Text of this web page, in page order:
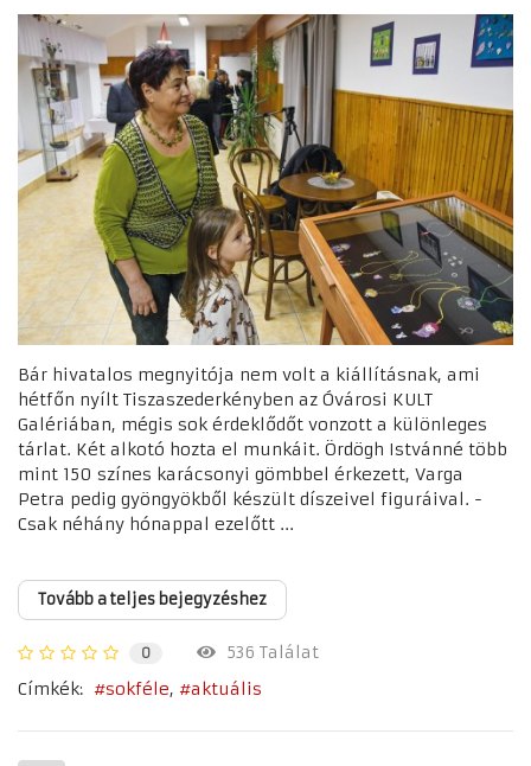
Bár hivatalos megnyitója nem volt a kiállításnak, ami
hétfőn nyílt Tiszaszederkényben az Óvárosi KULT
Galériában, mégis sok érdeklődőt vonzott a különleges
tárlat. Két alkotó hozta el munkáit. Ördögh Istvánné több
mint 150 színes karácsonyi gömbbel érkezett, Varga
Petra pedig gyöngyökből készült díszeivel figuráival. -
Csak néhány hónappal ezelőtt ...
Tovább a teljes bejegyzéshez
0
536 Találat
Címkék:
sokféle aktuális